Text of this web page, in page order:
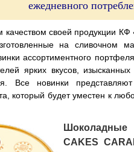
ежедневного
качеством своей продукции
на сливочном
ассортиментного
ярких вкусов, изысканных
Все новинки
который будет уместен к
Шоколадные
CAKES